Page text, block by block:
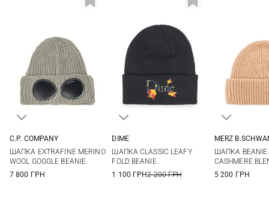
C.P. COMPANY
ШАПКА EXTRAFINE MERINO
WOOL GOGGLE BEANIE
7 800 ГРН
DIME
ШАПКА CLASSIC LEAFY
FOLD BEANIE
1 100 ГРН2 200 ГРН
MERZ
ШАПКА BEANIE
CASHMERE
5 200 ГРН